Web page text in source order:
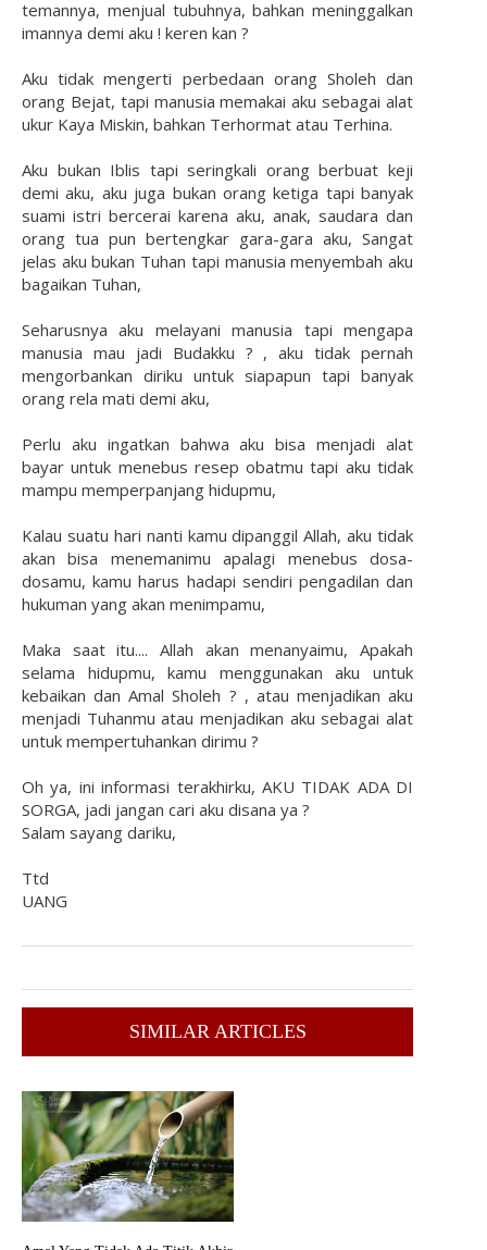
temannya, menjual tubuhnya, bahkan meninggalkan
imannya demi aku ! keren kan ?
Aku tidak mengerti perbedaan orang Sholeh dan
orang Bejat, tapi manusia memakai aku sebagai alat
ukur Kaya Miskin, bahkan Terhormat atau Terhina.
Aku bukan Iblis tapi seringkali orang berbuat keji
demi aku, aku juga bukan orang ketiga tapi banyak
suami istri bercerai karena aku, anak, saudara dan
orang tua pun bertengkar gara-gara aku, Sangat
jelas aku bukan Tuhan tapi manusia menyembah aku
bagaikan Tuhan,
Seharusnya aku melayani manusia tapi mengapa
manusia mau jadi Budakku ? , aku tidak pernah
mengorbankan diriku untuk siapapun tapi banyak
orang rela mati demi aku,
Perlu aku ingatkan bahwa aku bisa menjadi alat
bayar untuk menebus resep obatmu tapi aku tidak
mampu memperpanjang hidupmu,
Kalau suatu hari nanti kamu dipanggil Allah, aku tidak
akan bisa menemanimu apalagi menebus dosa-
dosamu, kamu harus hadapi sendiri pengadilan dan
hukuman yang akan menimpamu,
Maka saat itu.... Allah akan menanyaimu, Apakah
selama hidupmu, kamu menggunakan aku untuk
kebaikan dan Amal Sholeh ? , atau menjadikan aku
menjadi Tuhanmu atau menjadikan aku sebagai alat
untuk mempertuhankan dirimu ?
Oh ya, ini informasi terakhirku, AKU TIDAK ADA DI
SORGA, jadi jangan cari aku disana ya ?
Salam sayang dariku,
Ttd
UANG
SIMILAR ARTICLES